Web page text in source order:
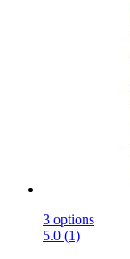
3 options
5.0 (1)